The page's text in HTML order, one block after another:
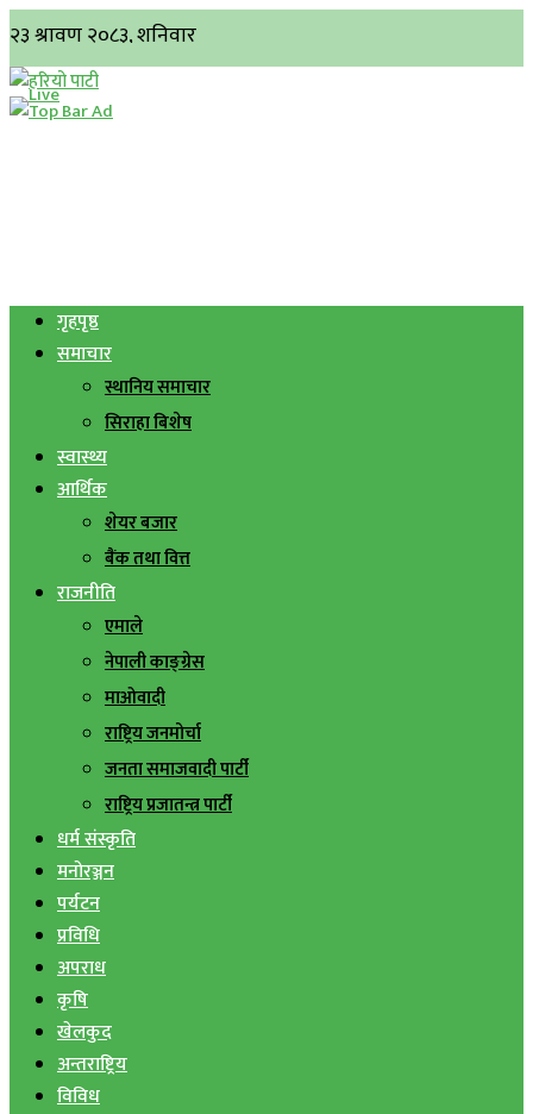
गृहपृष्ठ
समाचार
स्थानिय समाचार
सिराहा बिशेष
स्वास्थ्य
आर्थिक
शेयर बजार
बैंक तथा वित्त
राजनीति
एमाले
नेपाली काङ्ग्रेस
माओवादी
राष्ट्रिय जनमोर्चा
जनता समाजवादी पार्टी
राष्ट्रिय प्रजातन्त्र पार्टी
धर्म संस्कृति
मनोरञ्जन
पर्यटन
प्रविधि
अपराध
कृषि
खेलकुद
अन्तराष्ट्रिय
विविध